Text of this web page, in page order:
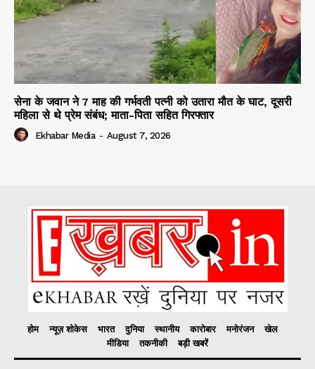
सेना के जवान ने 7 माह की गर्भवती पत्नी को उतारा मौत के घाट, दूसरी
महिला से थे प्रेम संबंध; माता-पिता सहित गिरफ्तार
Ekhabar Media - August 7, 2026
होम न्यूज़ शोकेस भारत दुनिया स्थानीय कारोबार मनोरंजन
खेल
मीडिया
तकनीकी बड़ी खबरें